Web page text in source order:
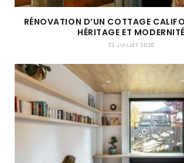
RÉNOVATION D’UN COTTAGE
HÉRITAGE ET MODERNITÉ
23 JUILLET 2026